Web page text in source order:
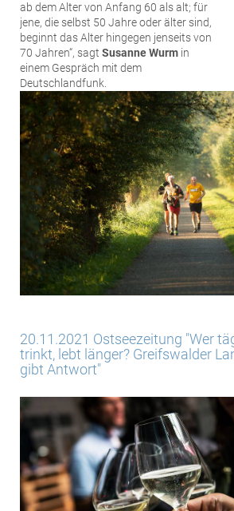
ab dem Alter von Anfang 60 als alt; für
jene, die selbst 50 Jahre oder älter sind,
beginnt das Alter hingegen jenseits von
70 Jahren“, sagt Susanne Wurm in
einem Gespräch mit dem
Deutschlandfunk.
20.11.2021 Ostseezeitung "Wer
trinkt, lebt länger? Greifswalder
gibt Antwort"